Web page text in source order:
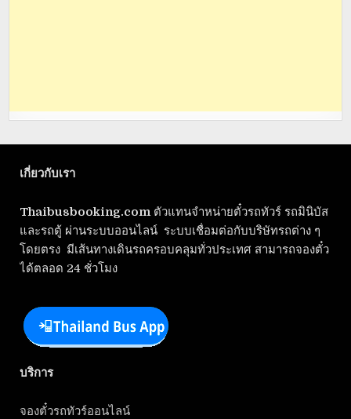
เกี่ยวกับเรา
Thaibusbooking.com ตัวแทนจำหน่ายตั๋วรถทัวร์ รถมินิบัส
และรถตู้ ผ่านระบบออนไลน์ ระบบเชื่อมต่อกับบริษัทรถต่าง ๆ
โดยตรง มีเส้นทางเดินรถครอบคลุมทั่วประเทศ สามารถจองตั๋ว
ได้ตลอด 24 ชั่วโมง
บริการ
จองตั๋วรถทัวร์ออนไลน์